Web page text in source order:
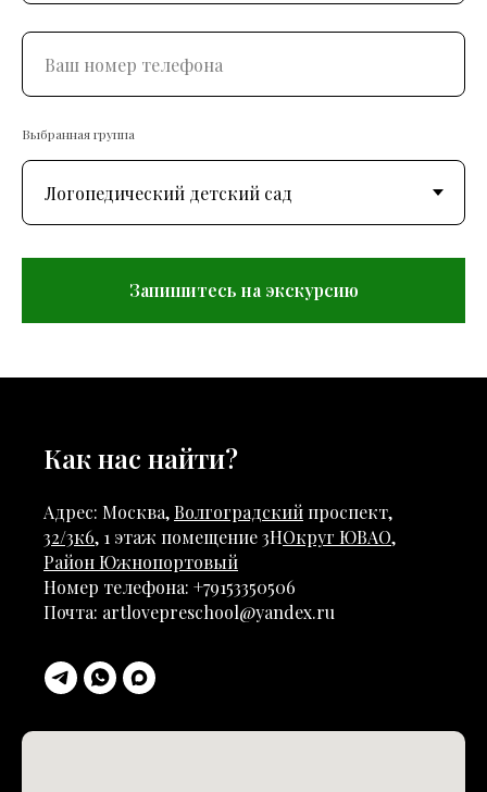
Выбранная группа
Запишитесь на экскурсию
Как нас найти?
Адрес: Москва,Волгоградский проспект,
32/3к6, 1 этаж помещение 3НОкруг ЮВАО,
Район Южнопортовый
Номер телефона: +79153350506
Почта: artlovepreschool@yandex.ru